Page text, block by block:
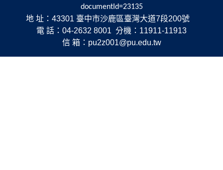
documentId=23135
地 址：43301 臺中市沙鹿區臺灣大道7段200號
電 話：04-2632 8001 分機：11911-11913
信 箱：pu2z001@pu.edu.tw